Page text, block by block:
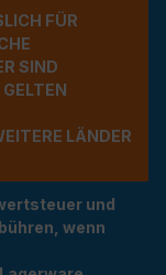
FÜR G
A
SIND A
A
LÄNDER NU
und
wenn